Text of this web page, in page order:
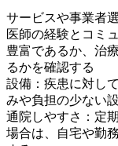
サービスや事業者
医師の経験とコミ
豊富であるか、治
るかを確認する
設備：疾患に対し
みや負担の少ない
通院しやすさ：定
場合は、自宅や勤